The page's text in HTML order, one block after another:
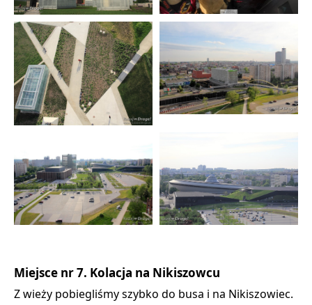
Miejsce nr 7. Kolacja na Nikiszowcu
Z wieży pobiegliśmy szybko do busa i na Nikiszowiec.